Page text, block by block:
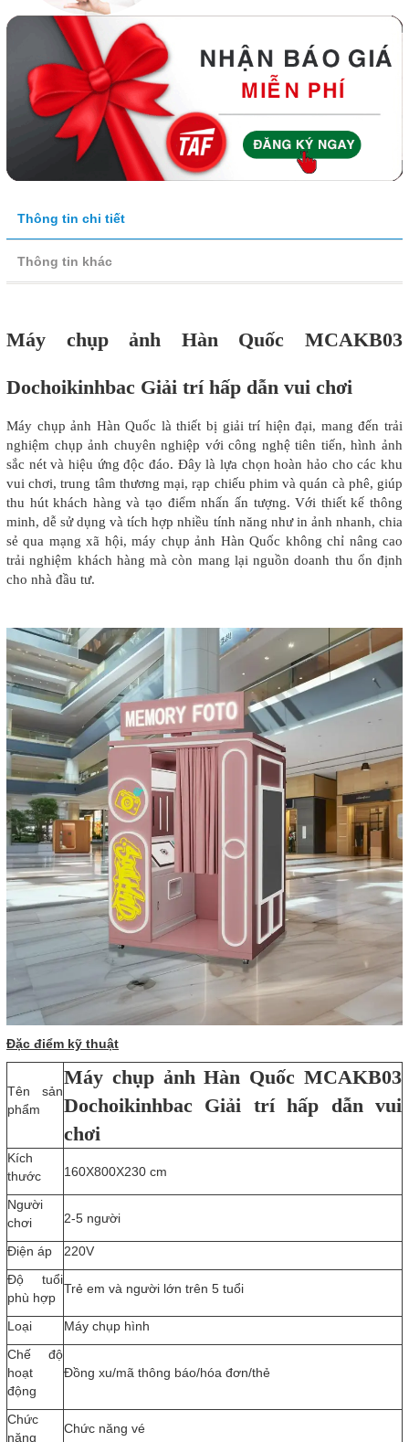
Thông tin chi tiết
Thông tin khác
Máy chụp ảnh Hàn Quốc MCAKB03
Dochoikinhbac Giải trí hấp dẫn vui chơi
Máy chụp ảnh Hàn Quốc là thiết bị giải trí hiện đại, mang đến trải
nghiệm chụp ảnh chuyên nghiệp với công nghệ tiên tiến, hình ảnh
sắc nét và hiệu ứng độc đáo. Đây là lựa chọn hoàn hảo cho các khu
vui chơi, trung tâm thương mại, rạp chiếu phim và quán cà phê, giúp
thu hút khách hàng và tạo điểm nhấn ấn tượng. Với thiết kế thông
minh, dễ sử dụng và tích hợp nhiều tính năng như in ảnh nhanh, chia
sẻ qua mạng xã hội, máy chụp ảnh Hàn Quốc không chỉ nâng cao
trải nghiệm khách hàng mà còn mang lại nguồn doanh thu ổn định
cho nhà đầu tư.
Đặc điểm kỹ thuật
Tên sản
phẩm
Máy chụp ảnh Hàn Quốc MCAKB03
Dochoikinhbac Giải trí hấp dẫn vui
chơi
Kích
thước
160X800X230 cm
Người
chơi
2-5 người
Điện áp
220V
Độ tuổi
phù hợp
Trẻ em và người lớn trên 5 tuổi
Loại
Máy chụp hình
Chế độ
hoạt
động
Đồng xu/mã thông báo/hóa đơn/thẻ
Chức
năng
Chức năng vé